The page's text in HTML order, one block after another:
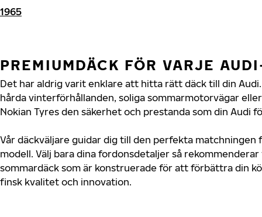
1965
PREMIUMDÄCK FÖR VARJE
Det har aldrig varit enklare att hitta rätt däck till din
hårda vinterförhållanden, soliga sommarmotorvägar
Nokian Tyres den säkerhet och prestanda som din Audi
Vår däckväljare guidar dig till den perfekta matchningen
modell. Välj bara dina fordonsdetaljer så
sommardäck som är konstruerade för att förbättra din
finsk kvalitet och innovation.